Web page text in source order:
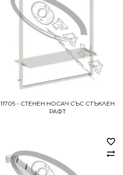
11705 - СТЕНЕН НОСАЧ СЪС СТЪКЛЕН
РАФТ